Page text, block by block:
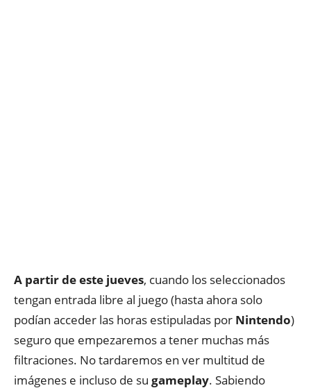
A partir de este jueves, cuando los seleccionados
tengan entrada libre al juego(hasta ahora solo
podían acceder las horas estipuladas por Nintendo)
seguro que empezaremos a tener muchas más
filtraciones. No tardaremos en ver multitud de
imágenes e incluso de su gameplay. Sabiendo